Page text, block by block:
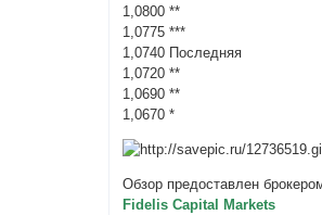
1,0800 **
1,0775 ***
1,0740 Последняя
1,0720 **
1,0690 **
1,0670 *
Обзор предоставлен
Fidelis Capital Markets